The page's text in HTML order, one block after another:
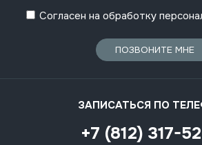
Согласен на обработку
ПОЗВОНИТЕ МНЕ
ЗАПИСАТЬСЯ ПО
+7 (812) 317-